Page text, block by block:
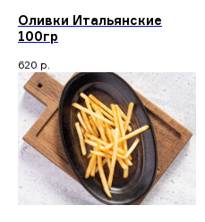
Оливки Итальянские
100гр
620 р.